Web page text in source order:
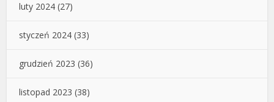
luty 2024 (27)
styczeń 2024 (33)
grudzień 2023 (36)
listopad 2023 (38)